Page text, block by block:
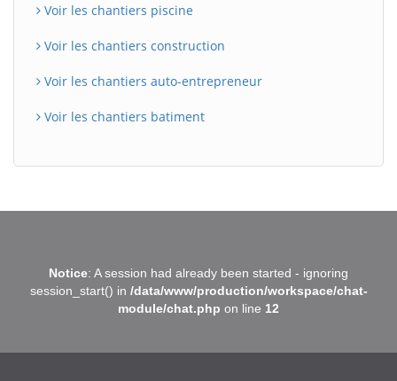
Voir les chantiers piscine
Voir les chantiers construction
Voir les chantiers auto-entrepreneur
Voir les chantiers batiment
Notice: A session had already been started - ignoring
session_start() in /data/www/production/workspace/chat-
module/chat.php on line 12
B
Assistant en ligne